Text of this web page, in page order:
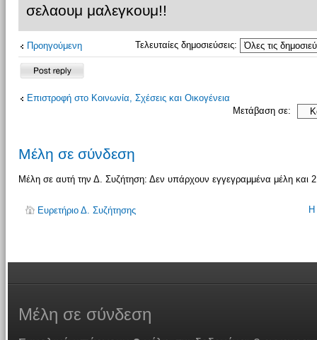
σελαουμ μαλεγκουμ!!
Προηγούμενη Τελευταίες δημοσιεύσεις:
Δημιουργία
απάντησης
Επιστροφή στο Κοινωνία, Σχέσεις και Οικογένεια
Μετάβαση σε:
Μέλη σε σύνδεση
Μέλη σε αυτή την Δ. Συζήτηση: Δεν υπάρχουν εγγεγραμμένα μέλη και 2
Ευρετήριο Δ. Συζήτησης Η
Μέλη σε σύνδεση